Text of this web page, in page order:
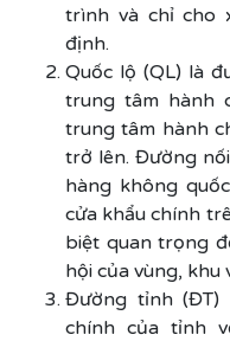
trình và chỉ cho
định.
Quốc lộ (QL) là
trung tâm hành
trung tâm hành
trở lên. Đường
hàng không
cửa khẩu chính
biệt quan trọng
hội của vùng, khu
Đường tỉnh (ĐT)
chính của tỉnh